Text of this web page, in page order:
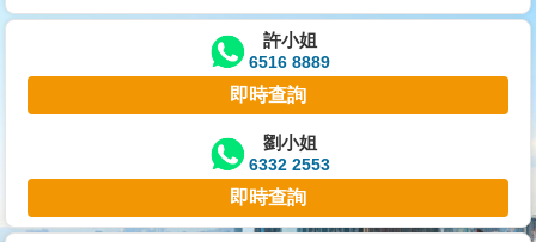
交
業
主
宅
許小姐
6516 8889
即時查詢
劉小姐
6332 2553
即時查詢